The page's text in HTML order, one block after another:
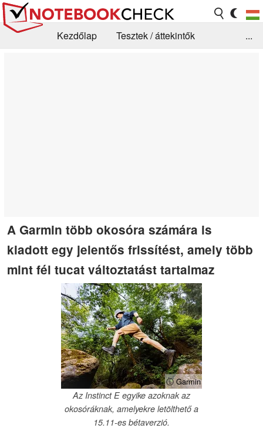
Kezdőlap
Tesztek / áttekintők
...
A Garmin több okosóra számára is
kiadott egy jelentős frissítést, amely több
mint fél tucat változtatást tartalmaz
ⓘ Garmin
Az Instinct E egyike azoknak az
okosóráknak, amelyekre letölthető a
15.11-es bétaverzió.